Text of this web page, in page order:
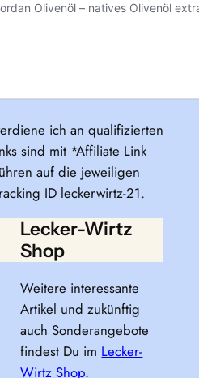
ich an qualifizierten
sind mit *Affiliate Link
auf die jeweiligen
ID leckerwirtz-21.
Lecker-Wirtz
Shop
Weitere interessante
Artikel und zukünftig
auch Sonderangebote
findest Du im Lecker-
Wirtz Shop.